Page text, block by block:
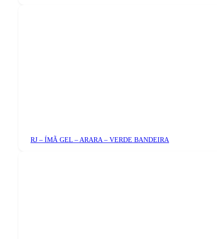
RJ – ÍMÃ GEL – ARARA – VERDE BANDEIRA